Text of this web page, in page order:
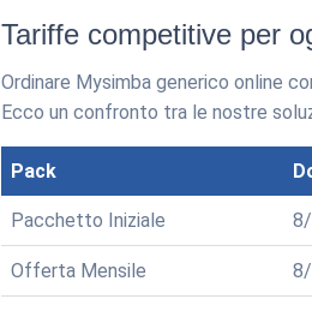
Tariffe competitive per
Ordinare Mysimba generico online
Ecco un confronto tra le nostre
Pack
Pacchetto Iniziale
Offerta Mensile